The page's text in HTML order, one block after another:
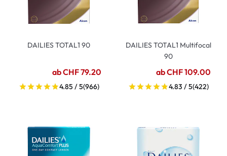
DAILIES TOTAL1 90
ab CHF 79.20
4.85 / 5(966)
DAILIES TOTAL1 Multifocal
90
ab CHF 109.00
4.83 / 5(422)